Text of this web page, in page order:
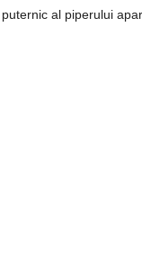
al piperului